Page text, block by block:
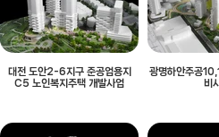
대전 도안2-6지구 준공업용지
C5 노인복지주택 개발사업
광명하안주공
비